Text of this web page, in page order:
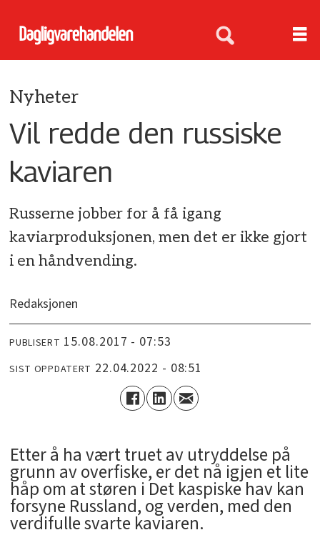
Nyheter
Vil redde den russiske
kaviaren
Russerne jobber for å få igang
kaviarproduksjonen, men det er ikke gjort
i en håndvending.
Redaksjonen
PUBLISERT 15.08.2017 - 07:53
SIST OPPDATERT 22.04.2022 - 08:51
Etter å ha vært truet av utryddelse på
grunn av overfiske, er det nå igjen et lite
håp om at støren i Det kaspiske hav kan
forsyne Russland, og verden, med den
verdifulle svarte kaviaren.